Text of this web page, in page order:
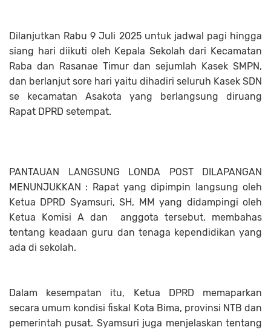
Dilanjutkan Rabu 9 Juli 2025 untuk jadwal pagi hingga
siang hari diikuti oleh Kepala Sekolah dari Kecamatan
Raba dan Rasanae Timur dan sejumlah Kasek SMPN,
dan berlanjut sore hari yaitu dihadiri seluruh Kasek SDN
se kecamatan Asakota yang berlangsung diruang
Rapat DPRD setempat.
PANTAUAN LANGSUNG LONDA POST DILAPANGAN
MENUNJUKKAN : Rapat yang dipimpin langsung oleh
Ketua DPRD Syamsuri, SH, MM yang didampingi oleh
Ketua Komisi A dan anggota tersebut, membahas
tentang keadaan guru dan tenaga kependidikan yang
ada di sekolah.
Dalam kesempatan itu, Ketua DPRD memaparkan
secara umum kondisi fiskal Kota Bima, provinsi NTB dan
pemerintah pusat. Syamsuri juga menjelaskan tentang